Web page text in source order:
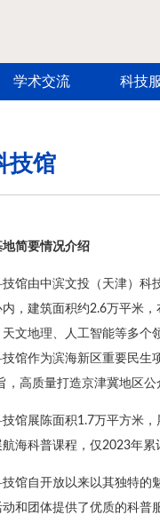
学术交流 科技
技馆
地简要情况介绍
技馆由中滨文投（天津）科
内，建筑面积约2.6万平米
文地理、人工智能等多个
馆作为滨海新区重要民生
，高质量打造京津冀地区
技馆展陈面积1.7万平方米
海科普课程，仅2023年累
技馆自开放以来以其独特的
和团体提供了优质的科普